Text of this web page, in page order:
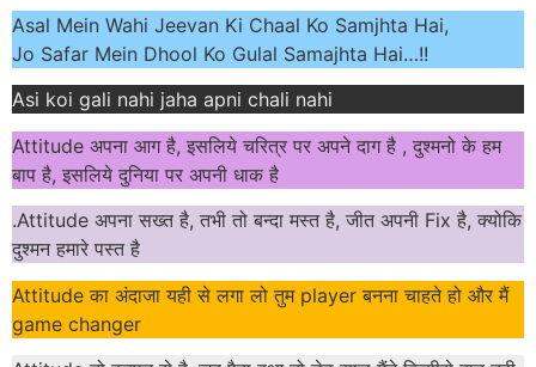
Asal Mein Wahi Jeevan Ki Chaal Ko Samjhta Hai,
Jo Safar Mein Dhool Ko Gulal Samajhta Hai…!!
Asi koi gali nahi jaha apni chali nahi
Attitude अपना आग है, इसलिये चरित्र पर अपने दाग है , दुश्मनो के हम
बाप है, इसलिये दुनिया पर अपनी धाक है
.Attitude अपना सख्त है, तभी तो बन्दा मस्त है, जीत अपनी Fix है, क्योकि
दुश्मन हमारे पस्त है
Attitude का अंदाजा यही से लगा लो तुम player बनना चाहते हो और मैं
game changer